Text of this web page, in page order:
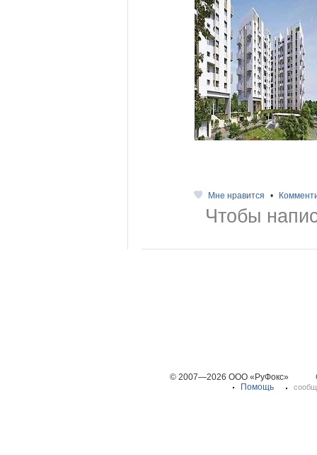
Мне нравится •
Чтобы
© 2007—2026 ООО «РуФокс»
Помощь